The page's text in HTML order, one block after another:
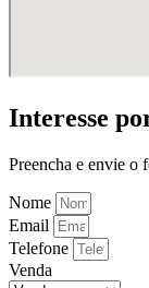
Interesse
Preencha e envie o
Nome
Email
Telefone
Venda